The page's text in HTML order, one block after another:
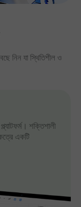
নিন যা স্থিতিশীল ও
শক্তিশালী
একটি